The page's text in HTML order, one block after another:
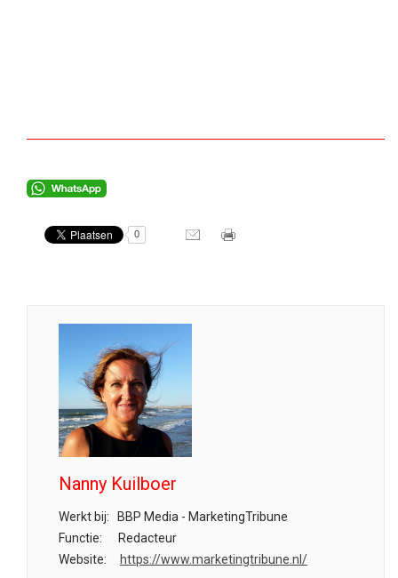
0
Nanny Kuilboer
Werkt bij:
BBP Media - MarketingTribune
Functie:
Redacteur
Website:
https://www.marketingtribune.nl/